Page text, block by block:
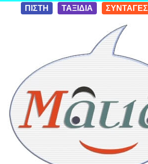
Skip to
conten
ΠΙΣΤΗ ΤΑΞΙΔΙΑ ΣΥΝΤΑΓΕΣ